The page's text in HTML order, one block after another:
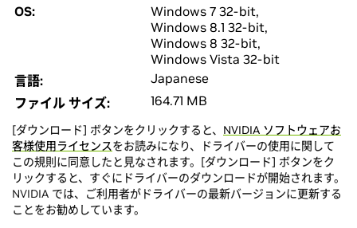
OS:
Windows 7 32-bit,
Windows 8.1 32-bit,
Windows 8 32-bit,
Windows Vista 32-bit
言語:
Japanese
ファイル サイズ:
164.71 MB
[ダウンロード] ボタンをクリックすると、 NVIDIA ソフトウェアお
客様使用ライセンスをお読みになり、ドライバーの使用に関して
この規則に同意したと見なされます。[ダウンロード] ボタンをク
リックすると、すぐにドライバーのダウンロードが開始されます。
NVIDIA では、ご利用者がドライバーの最新バージョンに更新する
ことをお勧めしています。